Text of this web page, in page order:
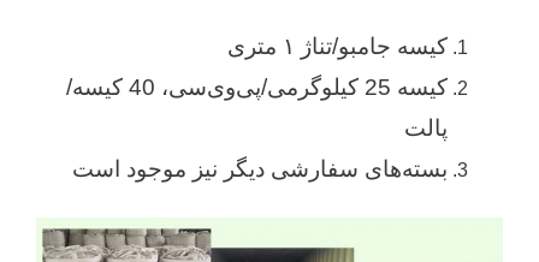
کیسه جامبو/تناژ ۱ متری
کیسه 25 کیلوگرمی/پی‌وی‌سی، 40 کیسه/
پالت
بسته‌های سفارشی دیگر نیز موجود است